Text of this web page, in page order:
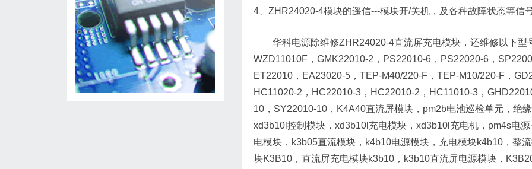
4、ZHR24020-4模块的遥信---模块开/关机，及各种故障状态等信
华科电源除维修ZHR24020-4直流屏充电模块，还维修以下
WZD11010F，GMK22010-2，PS22010-6，PS22020-6，
ET22010，EA23020-5，TEP-M40/220-F，TEP-M10/220-F，
HC11020-2，HC22010-3，HC22010-2，HC11010-3，
10，SY22010-10，K4A40直流屏模块，pm2b电池巡检单元，绝
xd3b10l控制模块，xd3b10l充电模块，xd3b10l充电机，pm4s电
电模块，k3b05直流模块，k4b10电源模块，充电模块k4b10，整
块K3B10，直流屏充电模块k3b10，k3b10直流屏电源模块，